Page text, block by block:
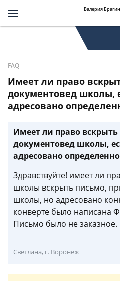
Валерия
FAQ
Имеет ли право
документовед школы,
адресовано
Имеет ли право вскрыть
документовед школы,
адресовано
Здравствуйте! имеет ли
школы вскрыть письмо,
школы, но адресовано
конверте было написана
Письмо было не заказное.
Светлана, г. Воронеж